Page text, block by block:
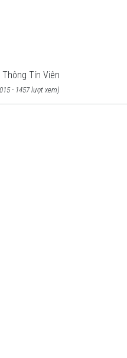
Thông Tín Viên
- 1457 lượt xem)